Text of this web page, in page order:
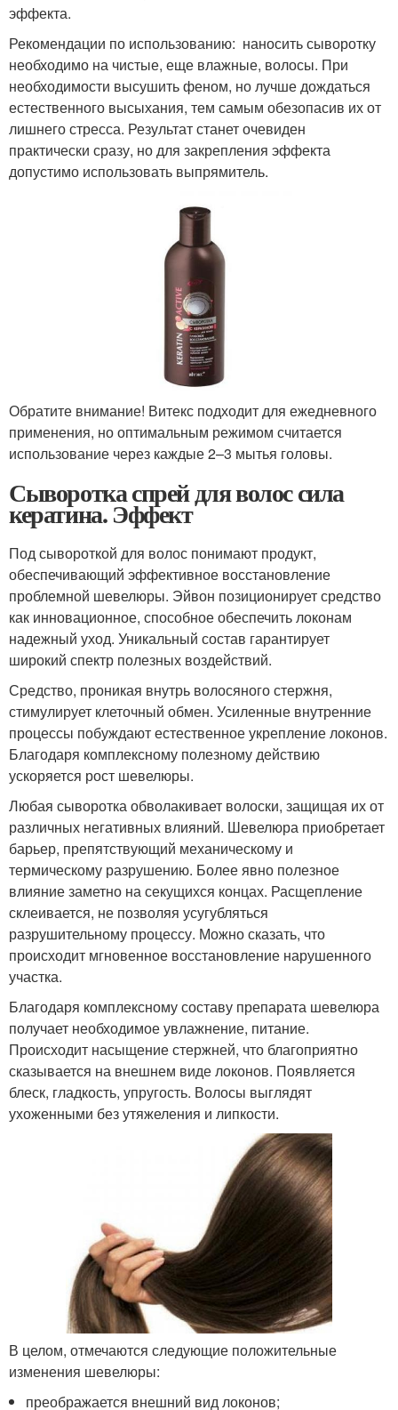
эффекта.
Рекомендации по использованию: наносить сыворотку
необходимо на чистые, еще влажные, волосы. При
необходимости высушить феном, но лучше дождаться
естественного высыхания, тем самым обезопасив их от
лишнего стресса. Результат станет очевиден
практически сразу, но для закрепления эффекта
допустимо использовать выпрямитель.
Обратите внимание! Витекс подходит для ежедневного
применения, но оптимальным режимом считается
использование через каждые 2–3 мытья головы.
Сыворотка спрей для волос сила
кератина. Эффект
Под сывороткой для волос понимают продукт,
обеспечивающий эффективное восстановление
проблемной шевелюры. Эйвон позиционирует средство
как инновационное, способное обеспечить локонам
надежный уход. Уникальный состав гарантирует
широкий спектр полезных воздействий.
Средство, проникая внутрь волосяного стержня,
стимулирует клеточный обмен. Усиленные внутренние
процессы побуждают естественное укрепление локонов.
Благодаря комплексному полезному действию
ускоряется рост шевелюры.
Любая сыворотка обволакивает волоски, защищая их от
различных негативных влияний. Шевелюра приобретает
барьер, препятствующий механическому и
термическому разрушению. Более явно полезное
влияние заметно на секущихся концах. Расщепление
склеивается, не позволяя усугубляться
разрушительному процессу. Можно сказать, что
происходит мгновенное восстановление нарушенного
участка.
Благодаря комплексному составу препарата шевелюра
получает необходимое увлажнение, питание.
Происходит насыщение стержней, что благоприятно
сказывается на внешнем виде локонов. Появляется
блеск, гладкость, упругость. Волосы выглядят
ухоженными без утяжеления и липкости.
В целом, отмечаются следующие положительные
изменения шевелюры:
преображается внешний вид локонов;